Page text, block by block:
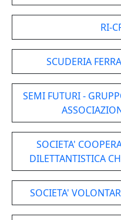
RI-
SCUDERIA
SEMI FUTURI -
SOCIETA'
DILETTANTISTICA
SOCIETA'